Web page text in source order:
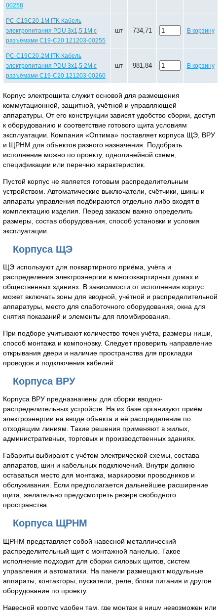
00258
PC-C19C20-1M ITK Кабель
электропитания PDU 3х1,5 1М с
разъёмами С19-C20 121203-00255
шт 734,71 В корзину
PC-C19C20-2M ITK Кабель
электропитания PDU 3х1,5 2М с
разъёмами С19-C20 121203-00260
шт 981,84 В корзину
Корпус электрощита служит основой для размещения
коммутационной, защитной, учётной и управляющей
аппаратуры. От его конструкции зависят удобство сборки, доступ
к оборудованию и соответствие готового щита условиям
эксплуатации. Компания «Оптима» поставляет корпуса ЩЭ, ВРУ
и ЩРНМ для объектов разного назначения. Подобрать
исполнение можно по проекту, однолинейной схеме,
спецификации или перечню характеристик.
Пустой корпус не является готовым распределительным
устройством. Автоматические выключатели, счётчики, шины и
аппараты управления подбираются отдельно либо входят в
комплектацию изделия. Перед заказом важно определить
размеры, состав оборудования, способ установки и условия
эксплуатации.
Корпуса ЩЭ
ЩЭ используют для поквартирного приёма, учёта и
распределения электроэнергии в многоквартирных домах и
общественных зданиях. В зависимости от исполнения корпус
может включать зоны для вводной, учётной и распределительной
аппаратуры, место для слаботочного оборудования, окна для
снятия показаний и элементы для пломбирования.
При подборе учитывают количество точек учёта, размеры ниши,
способ монтажа и компоновку. Следует проверить направление
открывания двери и наличие пространства для прокладки
проводов и подключения кабелей.
Корпуса ВРУ
Корпуса ВРУ предназначены для сборки вводно-
распределительных устройств. На их базе организуют приём
электроэнергии на вводе объекта и её распределение по
отходящим линиям. Такие решения применяют в жилых,
административных, торговых и производственных зданиях.
Габариты выбирают с учётом электрической схемы, состава
аппаратов, шин и кабельных подключений. Внутри должно
оставаться место для монтажа, маркировки проводников и
обслуживания. Если предполагается дальнейшее расширение
щита, желательно предусмотреть резерв свободного
пространства.
Корпуса ЩРНМ
ЩРНМ представляет собой навесной металлический
распределительный щит с монтажной панелью. Такое
исполнение подходит для сборки силовых щитов, систем
управления и автоматики. На панели размещают модульные
аппараты, контакторы, пускатели, реле, блоки питания и другое
оборудование по проекту.
Навесной корпус удобен там, где монтаж в нишу невозможен или